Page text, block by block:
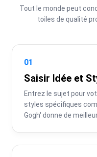
Tout le monde peut
toiles de qualité
01
Saisir Idée et
Entrez le sujet pour
styles spécifiques
Gogh' donne de